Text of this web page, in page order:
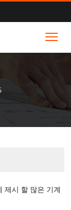
제시 할 많은 기계